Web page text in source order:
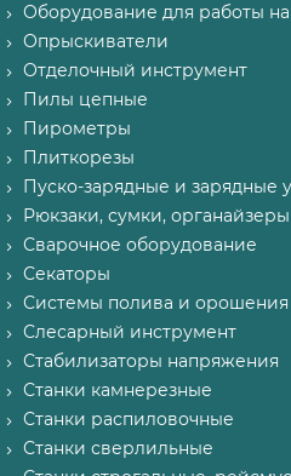
Оборудование для работы
Опрыскиватели
Отделочный инструмент
Пилы цепные
Пирометры
Плиткорезы
Пуско-зарядные и зарядные
Рюкзаки, сумки,
Сварочное оборудование
Секаторы
Системы полива и орошения
Слесарный инструмент
Стабилизаторы напряжения
Станки камнерезные
Станки распиловочные
Станки сверлильные